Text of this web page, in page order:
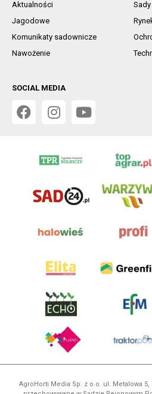
Aktualności
Sady
Jagodowe
Komunikaty sadownicze
Nawożenie
SOCIAL MEDIA
AgroHorti Media Sp. z o.o. ul. Metalowa 5,